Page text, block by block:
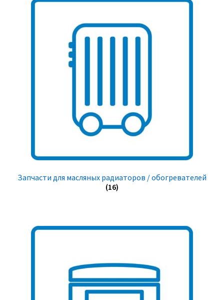
Запчасти для масляных радиаторов / обогревателей
(16)